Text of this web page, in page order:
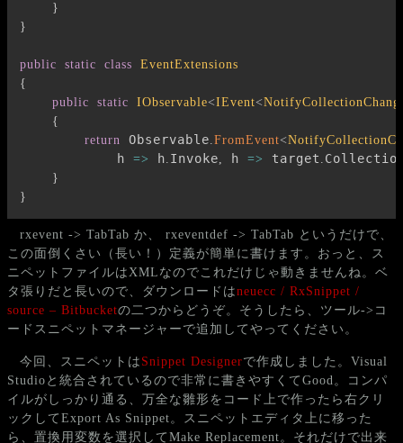
}
}
public static class
EventExtensions
{
public
static IObservable<IEvent<
{
return Observable.FromEvent<
            h
=> h. Invoke, h => target .
}
}
rxevent -> TabTab か、 rxeventdef -> TabTab というだけで、
この面倒くさい（長い！）定義が簡単に書けます。おっと、ス
ニペットファイルはXMLなのでこれだけじゃ動きませんね。ベ
タ張りだと長いので、ダウンロードはneuecc / RxSnippet /
source – Bitbucketの二つからどうぞ。そうしたら、ツール->コ
ードスニペットマネージャーで追加してやってください。
今回、スニペットは Snippet Designerで作成しました。Visual
Studioと統合されているので非常に書きやすくてGood。コンパ
イルがしっかり通る、万全な雛形をコード上で作ったら右クリ
ックしてExport As Snippet。スニペットエディタ上に移った
ら、置換用変数を選択してMake Replacement。それだけで出来